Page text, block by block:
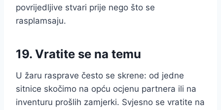
povrijedljive stvari prije nego što se
rasplamsaju.
19. Vratite se na temu
U žaru rasprave često se skrene: od jedne
sitnice skočimo na opću ocjenu partnera ili na
inventuru prošlih zamjerki. Svjesno se vratite na